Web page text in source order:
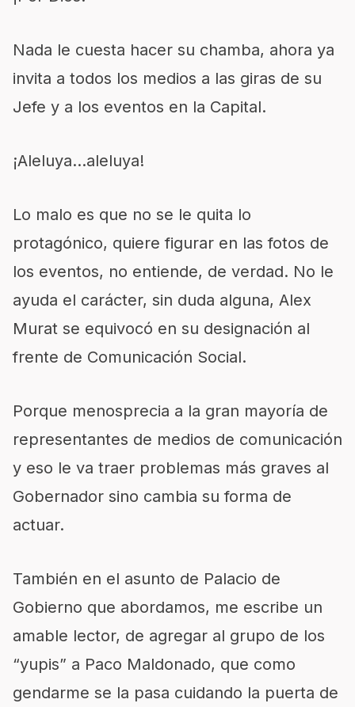
Nada le cuesta hacer su chamba, ahora ya
invita a todos los medios a las giras de su
Jefe y a los eventos en la Capital.
¡Aleluya…aleluya!
Lo malo es que no se le quita lo
protagónico, quiere figurar en las fotos de
los eventos, no entiende, de verdad. No le
ayuda el carácter, sin duda alguna, Alex
Murat se equivocó en su designación al
frente de Comunicación Social.
Porque menosprecia a la gran mayoría de
representantes de medios de comunicación
y eso le va traer problemas más graves al
Gobernador sino cambia su forma de
actuar.
También en el asunto de Palacio de
Gobierno que abordamos, me escribe un
amable lector, de agregar al grupo de los
“yupis” a Paco Maldonado, que como
gendarme se la pasa cuidando la puerta de